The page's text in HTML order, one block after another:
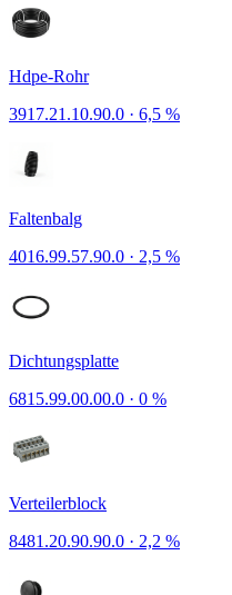
Hdpe-Rohr
3917.21.10.90.0 · 6,5 %
Faltenbalg
4016.99.57.90.0 · 2,5 %
Dichtungsplatte
6815.99.00.00.0 · 0 %
Verteilerblock
8481.20.90.90.0 · 2,2 %